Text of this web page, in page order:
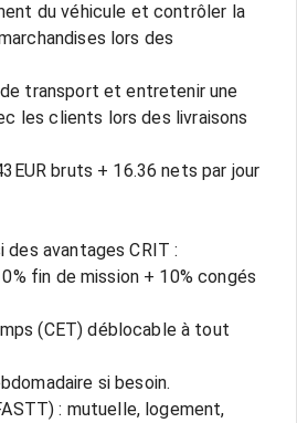
du véhicule et contrôler la
lors des
transport et entretenir une
les clients lors des livraisons
bruts + 16.36 nets par jour
des avantages CRIT :
fin de mission + 10% congés
(CET) déblocable à tout
si besoin.
: mutuelle, logement,